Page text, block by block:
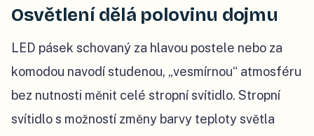
Osvětlení dělá polovinu dojmu
LED pásek schovaný za hlavou postele nebo za
komodou navodí studenou, „vesmírnou“ atmosféru
bez nutnosti měnit celé stropní svítidlo. Stropní
svítidlo s možností změny barvy teploty světla